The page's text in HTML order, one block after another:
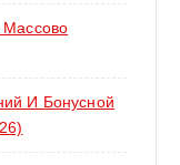
Массово
И Бонусной